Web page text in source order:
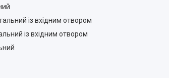
із вхідним отвором
із вхідним отвором